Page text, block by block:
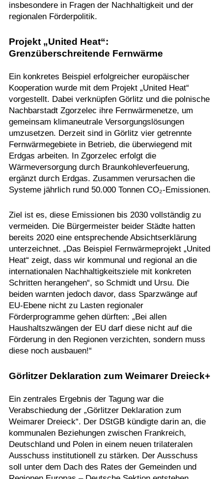
insbesondere in Fragen der Nachhaltigkeit und der
regionalen Förderpolitik.
Projekt „United Heat“:
Grenzüberschreitende Fernwärme
Ein konkretes Beispiel erfolgreicher europäischer
Kooperation wurde mit dem Projekt „United Heat“
vorgestellt. Dabei verknüpfen Görlitz und die polnische
Nachbarstadt Zgorzelec ihre Fernwärmenetze, um
gemeinsam klimaneutrale Versorgungslösungen
umzusetzen. Derzeit sind in Görlitz vier getrennte
Fernwärmegebiete in Betrieb, die überwiegend mit
Erdgas arbeiten. In Zgorzelec erfolgt die
Wärmeversorgung durch Braunkohleverfeuerung,
ergänzt durch Erdgas. Zusammen verursachen die
Systeme jährlich rund 50.000 Tonnen CO₂-Emissionen.
Ziel ist es, diese Emissionen bis 2030 vollständig zu
vermeiden. Die Bürgermeister beider Städte hatten
bereits 2020 eine entsprechende Absichtserklärung
unterzeichnet. „Das Beispiel Fernwärmeprojekt „United
Heat“ zeigt, dass wir kommunal und regional an die
internationalen Nachhaltigkeitsziele mit konkreten
Schritten herangehen“, so Schmidt und Ursu. Die
beiden warnten jedoch davor, dass Sparzwänge auf
EU-Ebene nicht zu Lasten regionaler
Förderprogramme gehen dürften: „Bei allen
Haushaltszwängen der EU darf diese nicht auf die
Förderung in den Regionen verzichten, sondern muss
diese noch ausbauen!“
Görlitzer Deklaration zum Weimarer Dreieck+
Ein zentrales Ergebnis der Tagung war die
Verabschiedung der „Görlitzer Deklaration zum
Weimarer Dreieck“. Der DStGB kündigte darin an, die
kommunalen Beziehungen zwischen Frankreich,
Deutschland und Polen in einem neuen trilateralen
Ausschuss institutionell zu stärken. Der Ausschuss
soll unter dem Dach des Rates der Gemeinden und